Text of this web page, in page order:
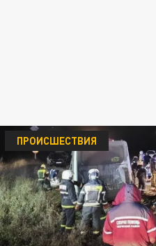
ПРОИСШЕСТВИЯ